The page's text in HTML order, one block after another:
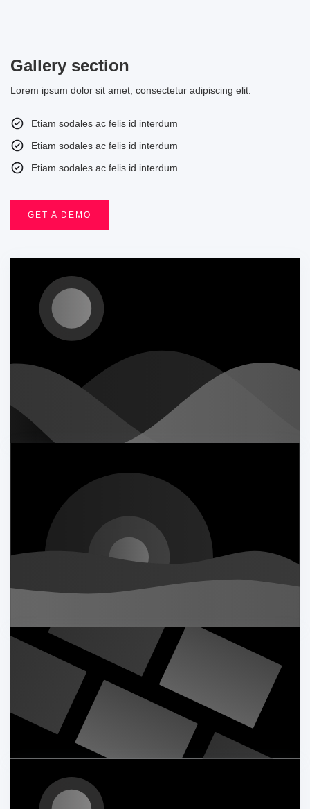
Gallery section
Lorem ipsum dolor sit amet, consectetur adipiscing elit.
Etiam sodales ac felis id interdum
Etiam sodales ac felis id interdum
Etiam sodales ac felis id interdum
GET A DEMO